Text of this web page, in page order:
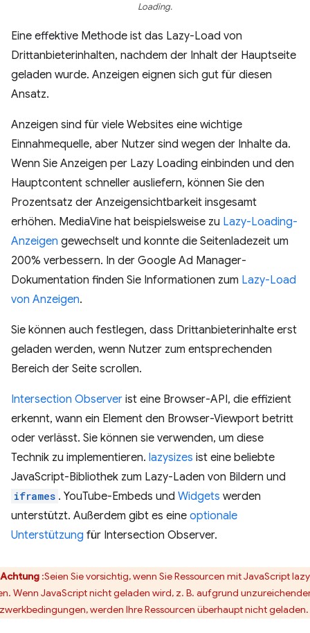
Loading.
Eine effektive Methode ist das Lazy-Load von
Drittanbieterinhalten, nachdem der Inhalt der Hauptseite
geladen wurde. Anzeigen eignen sich gut für diesen
Ansatz.
Anzeigen sind für viele Websites eine wichtige
Einnahmequelle, aber Nutzer sind wegen der Inhalte da.
Wenn Sie Anzeigen per Lazy Loading einbinden und den
Hauptcontent schneller ausliefern, können Sie den
Prozentsatz der Anzeigensichtbarkeit insgesamt
erhöhen. MediaVine hat beispielsweise zu Lazy-Loading-
Anzeigen gewechselt und konnte die Seitenladezeit um
200% verbessern. In der Google Ad Manager-
Dokumentation finden Sie Informationen zum Lazy-Load
von Anzeigen.
Sie können auch festlegen, dass Drittanbieterinhalte erst
geladen werden, wenn Nutzer zum entsprechenden
Bereich der Seite scrollen.
Intersection Observer ist eine Browser-API, die effizient
erkennt, wann ein Element den Browser-Viewport betritt
oder verlässt. Sie können sie verwenden, um diese
Technik zu implementieren. lazysizes ist eine beliebte
JavaScript-Bibliothek zum Lazy-Laden von Bildern und
iframes . YouTube-Embeds und Widgets werden
unterstützt. Außerdem gibt es eine optionale
Unterstützung für Intersection Observer.
Achtung :Seien Sie vorsichtig, wenn Sie Ressourcen mit JavaScript lazy
Wenn JavaScript nicht geladen wird, z. B. aufgrund
werden Ihre Ressourcen überhaupt nicht geladen.